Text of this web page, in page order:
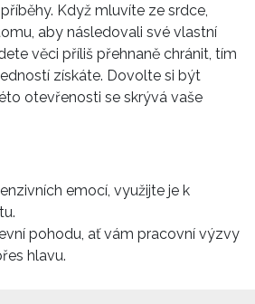
Když mluvíte ze srdce,
aby následovali své vlastní
věci příliš přehnaně chránit, tím
získáte. Dovolte si být
otevřenosti se skrývá vaše
emocí, využijte je k
pohodu, ať vám pracovní výzvy
hlavu.